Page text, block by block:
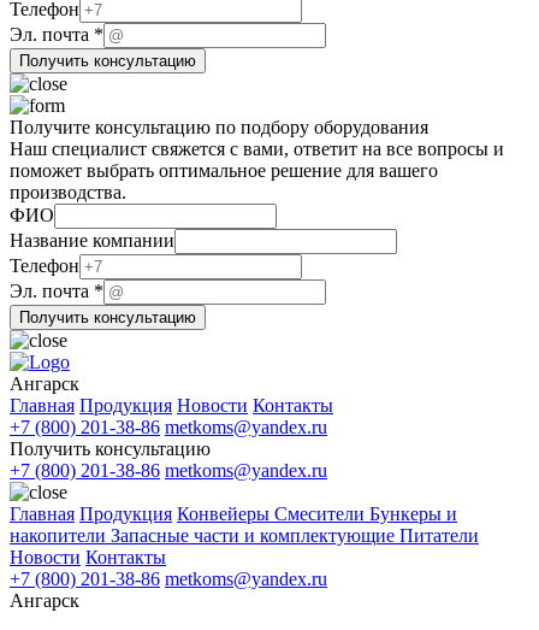
ФИО
почта
Эл.
Телефон
Эл. почта *
Получить консультацию
Получите консультацию по подбору оборудования
Наш специалист свяжется с вами, ответит на все вопросы и
поможет выбрать оптимальное решение для вашего
производства.
ФИО
компании
Название
почта
Название компании
Телефон
Эл. почта *
Получить консультацию
Ангарск
Главная Продукция Новости Контакты
+7 (800) 201-38-86 metkoms@yandex.ru
Получить консультацию
+7 (800) 201-38-86 metkoms@yandex.ru
Главная Продукция Конвейеры Смесители Бункеры и
накопители Запасные части и комплектующие Питатели
Новости Контакты
+7 (800) 201-38-86 metkoms@yandex.ru
Ангарск